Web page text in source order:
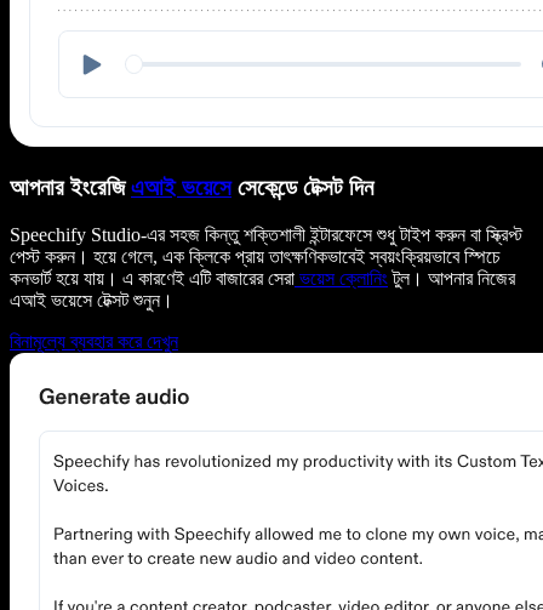
আপনার ইংরেজিএআই ভয়েসেসেকেন্ডে টেক্সট দিন
Speechify Studio-এর সহজ কিন্তু শক্তিশালী ইন্টারফেসে শুধু টাইপ করুন বা স্ক্রিপ্ট
পেস্ট করুন। হয়ে গেলে, এক ক্লিকে প্রায় তাৎক্ষণিকভাবেই স্বয়ংক্রিয়ভাবে স্পিচে
কনভার্ট হয়ে যায়। এ কারণেই এটি বাজারের সেরা ভয়েস ক্লোনিংটুল। আপনার নিজের
এআই ভয়েসে টেক্সট শুনুন।
বিনামূল্যে ব্যবহার করে দেখুন